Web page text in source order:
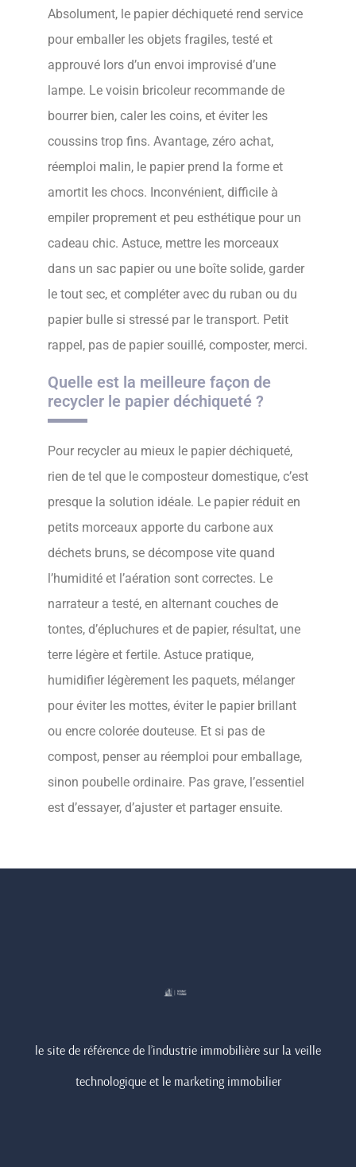
Absolument, le papier déchiqueté rend service
pour emballer les objets fragiles, testé et
approuvé lors d’un envoi improvisé d’une
lampe. Le voisin bricoleur recommande de
bourrer bien, caler les coins, et éviter les
coussins trop fins. Avantage, zéro achat,
réemploi malin, le papier prend la forme et
amortit les chocs. Inconvénient, difficile à
empiler proprement et peu esthétique pour un
cadeau chic. Astuce, mettre les morceaux
dans un sac papier ou une boîte solide, garder
le tout sec, et compléter avec du ruban ou du
papier bulle si stressé par le transport. Petit
rappel, pas de papier souillé, composter, merci.
Quelle est la meilleure façon de
recycler le papier déchiqueté ?
Pour recycler au mieux le papier déchiqueté,
rien de tel que le composteur domestique, c’est
presque la solution idéale. Le papier réduit en
petits morceaux apporte du carbone aux
déchets bruns, se décompose vite quand
l’humidité et l’aération sont correctes. Le
narrateur a testé, en alternant couches de
tontes, d’épluchures et de papier, résultat, une
terre légère et fertile. Astuce pratique,
humidifier légèrement les paquets, mélanger
pour éviter les mottes, éviter le papier brillant
ou encre colorée douteuse. Et si pas de
compost, penser au réemploi pour emballage,
sinon poubelle ordinaire. Pas grave, l’essentiel
est d’essayer, d’ajuster et partager ensuite.
le site de référence de l’industrie immobilière sur la veille
technologique et le marketing immobilier